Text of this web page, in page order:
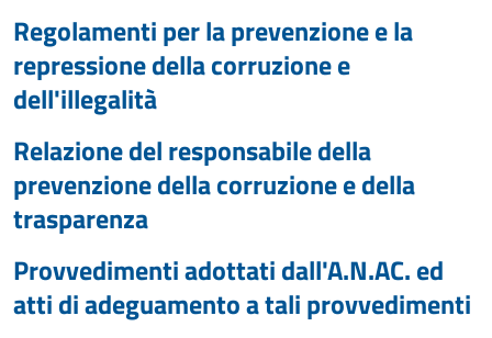
Regolamenti per la prevenzione e la
repressione della corruzione e
dell'illegalità
Relazione del responsabile della
prevenzione della corruzione e della
trasparenza
Provvedimenti adottati dall'A.N.AC. ed
atti di adeguamento a tali provvedimenti